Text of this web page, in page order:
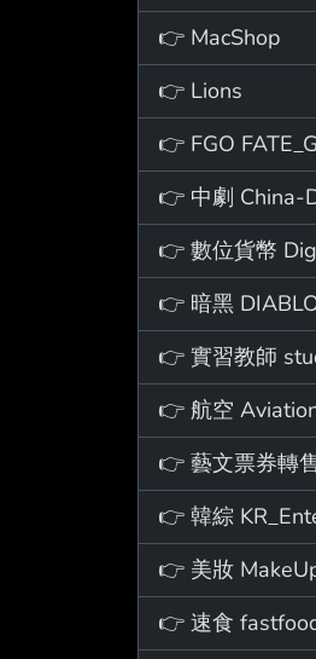
👉 MacShop
👉 Lions
👉 FGO
👉 中劇 China-
👉 數位貨幣
👉 暗黑
👉 實習教師
👉 航空
👉 韓綜
👉 美妝
👉 速食